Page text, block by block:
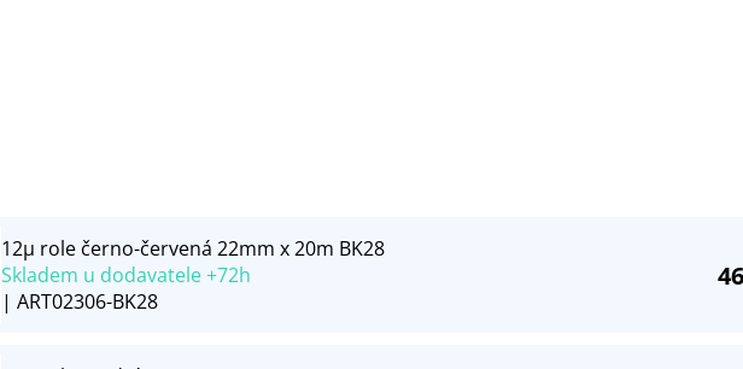
12µ role černo-červená 22mm x 20m BK28
Skladem u dodavatele +72h
| ART02306-BK28